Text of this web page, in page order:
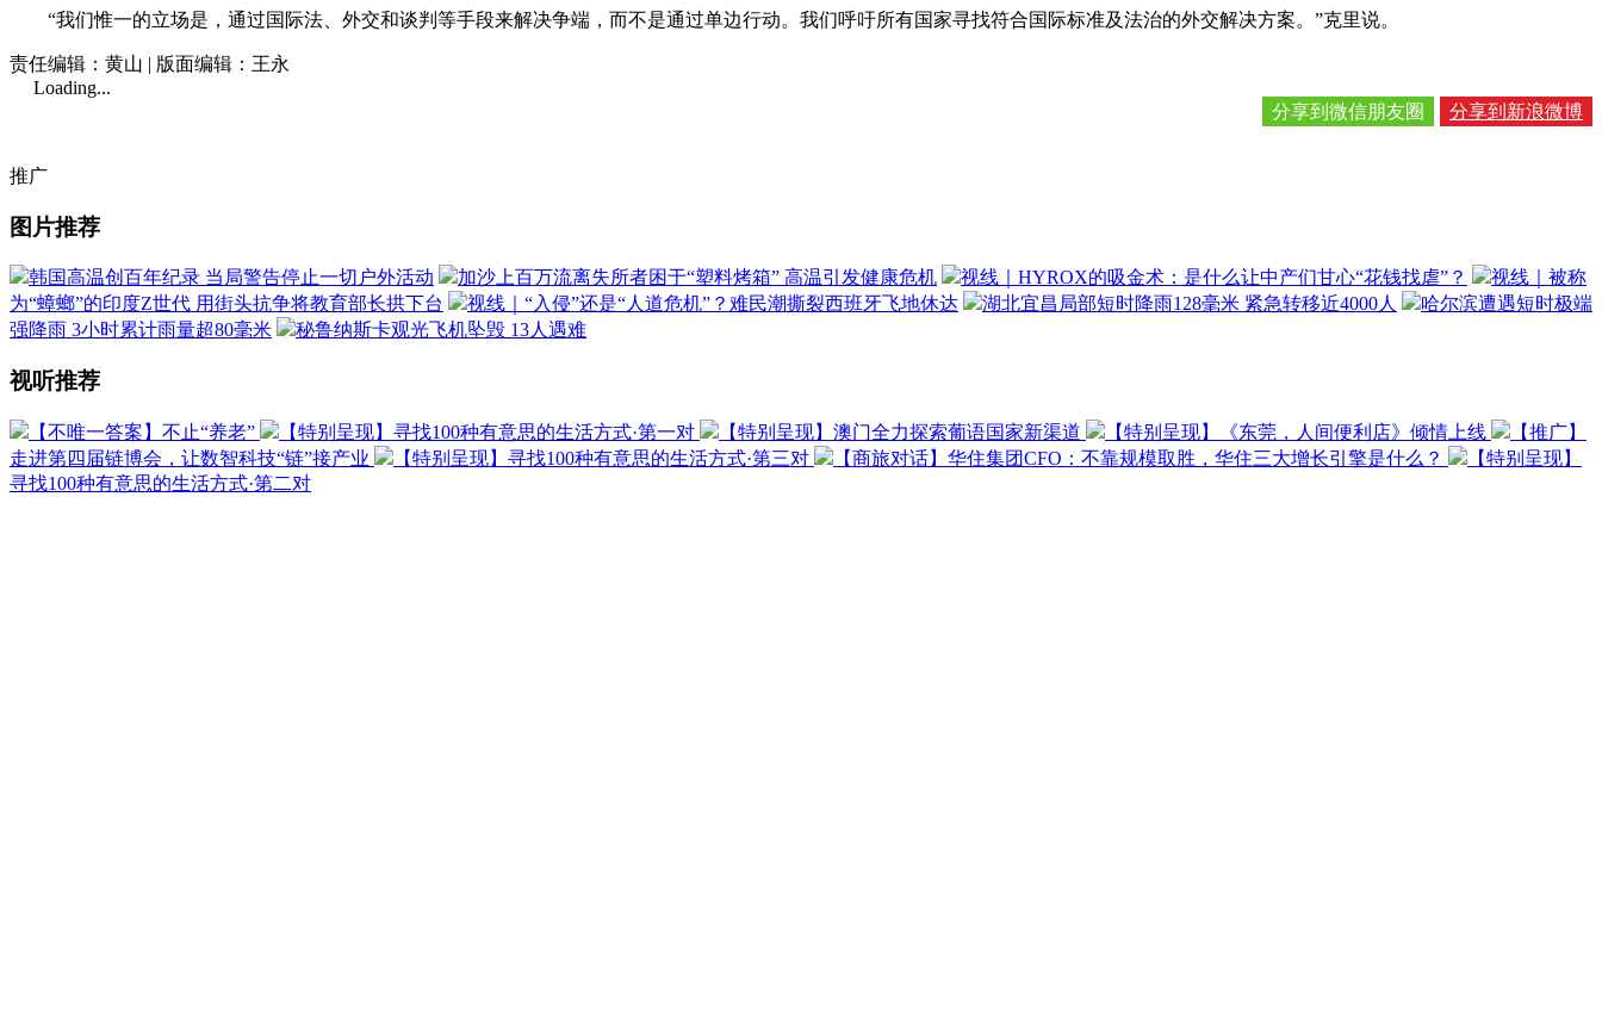
“我们惟一的立场是，通过国际法、外交和谈判等手段来解决争端，而不是通过单边行动。我们呼吁所有国家寻找符合国际标准及法治的外交解决方案。”克里说。
责任编辑：黄山 | 版面编辑：王永
Loading...
分享到新浪微博
分享到微信朋友圈
推广
图片推荐
韩国高温创百年纪录 当局警告停止一切户外活动 加沙上百万流离失所者困于“塑料烤箱” 高温引发健康危机 视线｜HYROX的吸金术：是什么让中产们甘心“花钱找虐”？
视线｜被称
为“蟑螂”的印度Z世代 用街头抗争将教育部长拱下台
视线｜“入侵”还是“人道危机”？难民潮撕裂西班牙飞地休达 湖北宜昌局部短时降雨128毫米 紧急转移近4000人
哈尔滨遭遇短时极端
强降雨 3小时累计雨量超80毫米
秘鲁纳斯卡观光飞机坠毁 13人遇难
视听推荐
【不唯一答案】不止“养老” 【特别呈现】寻找100种有意思的生活方式·第一对 【特别呈现】澳门全力探索葡语国家新渠道 【特别呈现】《东莞，人间便利店》倾情上线
【推广】
走进第四届链博会，让数智科技“链”接产业
【特别呈现】寻找100种有意思的生活方式·第三对 【商旅对话】华住集团CFO：不靠规模取胜，华住三大增长引擎是什么？
【特别呈现】
寻找100种有意思的生活方式·第二对